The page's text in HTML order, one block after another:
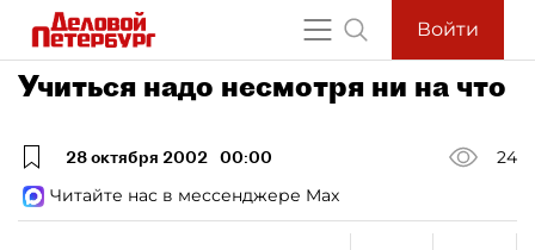
Войти
Учиться надо несмотря ни на что
28 октября 2002 00:00
24
Читайте нас в мессенджере Max